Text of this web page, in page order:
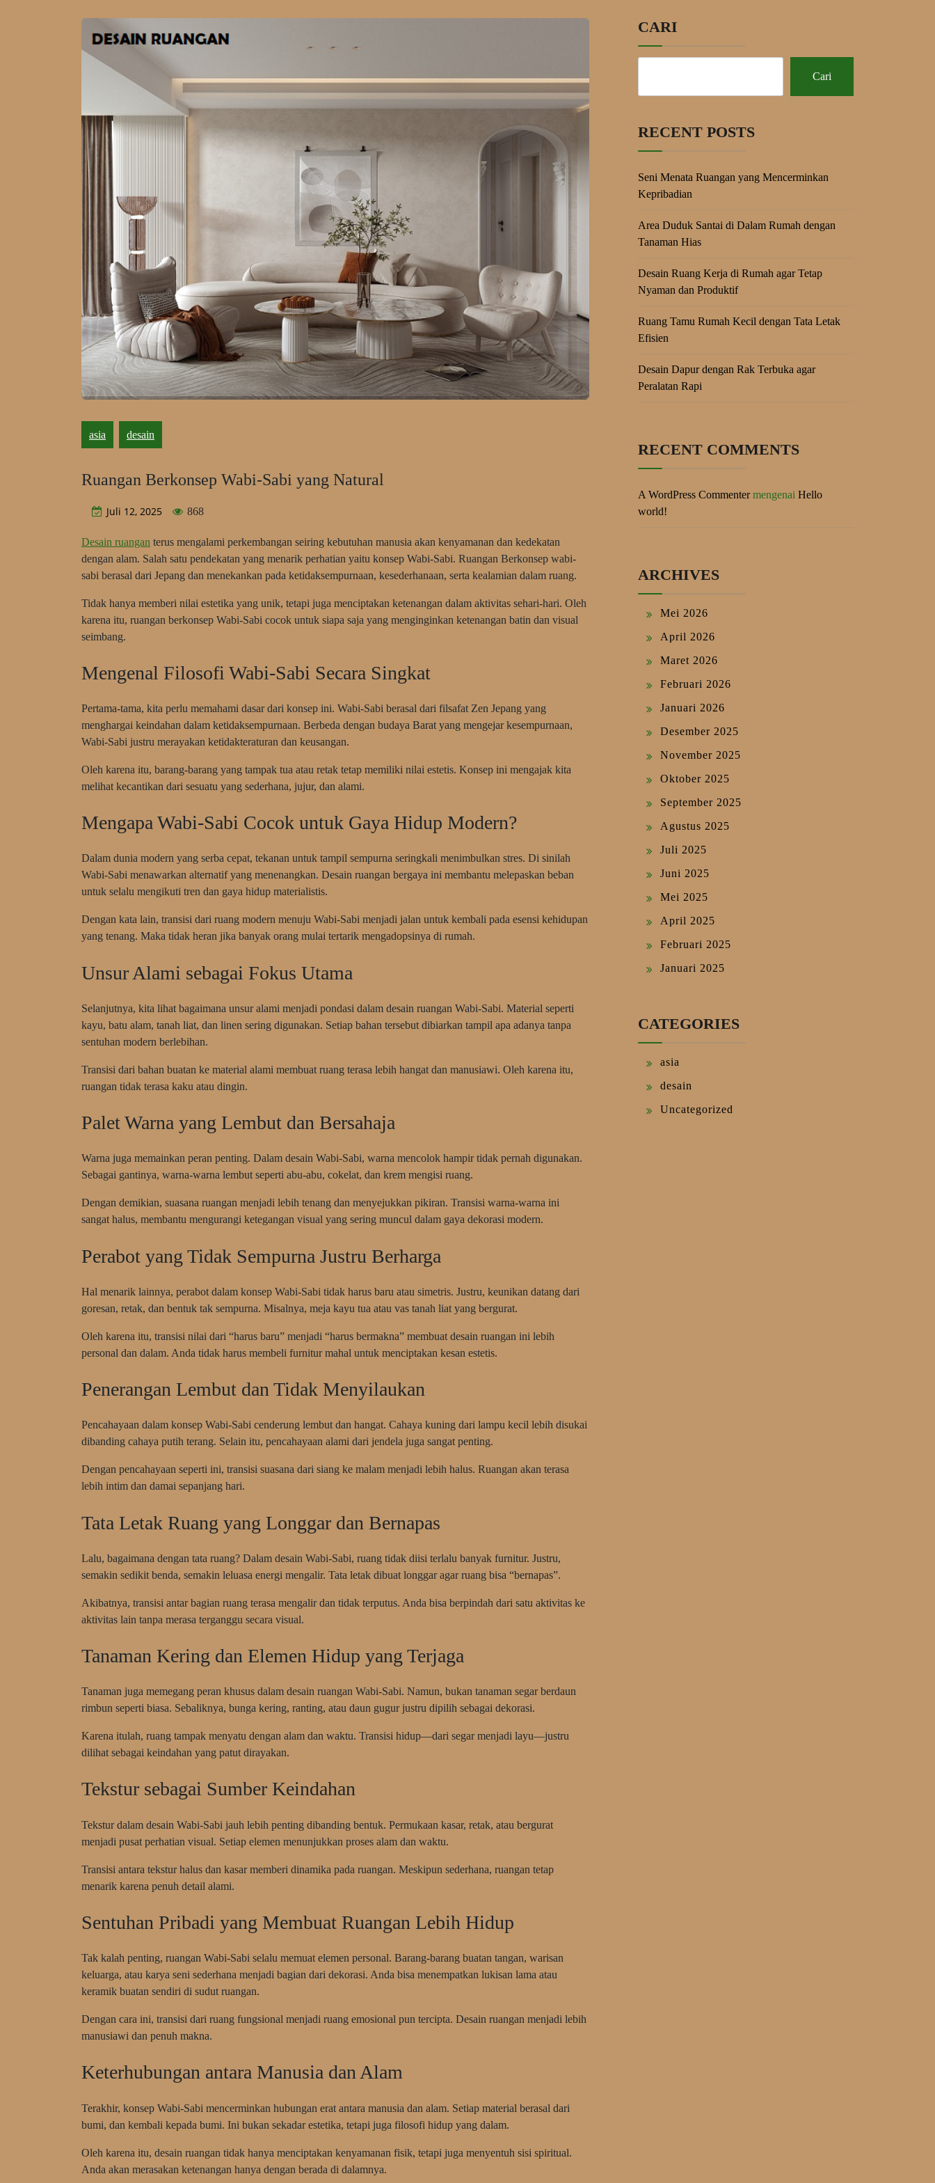
asia desain
Ruangan Berkonsep Wabi-Sabi yang Natural
Juli 12, 2025 868
Desain ruangan terus mengalami perkembangan seiring kebutuhan manusia akan kenyamanan dan kedekatan
dengan alam. Salah satu pendekatan yang menarik perhatian yaitu konsep Wabi-Sabi. Ruangan Berkonsep wabi-
sabi berasal dari Jepang dan menekankan pada ketidaksempurnaan, kesederhanaan, serta kealamian dalam ruang.
Tidak hanya memberi nilai estetika yang unik, tetapi juga menciptakan ketenangan dalam aktivitas sehari-hari. Oleh
karena itu, ruangan berkonsep Wabi-Sabi cocok untuk siapa saja yang menginginkan ketenangan batin dan visual
seimbang.
Mengenal Filosofi Wabi-Sabi Secara Singkat
Pertama-tama, kita perlu memahami dasar dari konsep ini. Wabi-Sabi berasal dari filsafat Zen Jepang yang
menghargai keindahan dalam ketidaksempurnaan. Berbeda dengan budaya Barat yang mengejar kesempurnaan,
Wabi-Sabi justru merayakan ketidakteraturan dan keusangan.
Oleh karena itu, barang-barang yang tampak tua atau retak tetap memiliki nilai estetis. Konsep ini mengajak kita
melihat kecantikan dari sesuatu yang sederhana, jujur, dan alami.
Mengapa Wabi-Sabi Cocok untuk Gaya Hidup Modern?
Dalam dunia modern yang serba cepat, tekanan untuk tampil sempurna seringkali menimbulkan stres. Di sinilah
Wabi-Sabi menawarkan alternatif yang menenangkan. Desain ruangan bergaya ini membantu melepaskan beban
untuk selalu mengikuti tren dan gaya hidup materialistis.
Dengan kata lain, transisi dari ruang modern menuju Wabi-Sabi menjadi jalan untuk kembali pada esensi kehidupan
yang tenang. Maka tidak heran jika banyak orang mulai tertarik mengadopsinya di rumah.
Unsur Alami sebagai Fokus Utama
Selanjutnya, kita lihat bagaimana unsur alami menjadi pondasi dalam desain ruangan Wabi-Sabi. Material seperti
kayu, batu alam, tanah liat, dan linen sering digunakan. Setiap bahan tersebut dibiarkan tampil apa adanya tanpa
sentuhan modern berlebihan.
Transisi dari bahan buatan ke material alami membuat ruang terasa lebih hangat dan manusiawi. Oleh karena itu,
ruangan tidak terasa kaku atau dingin.
Palet Warna yang Lembut dan Bersahaja
Warna juga memainkan peran penting. Dalam desain Wabi-Sabi, warna mencolok hampir tidak pernah digunakan.
Sebagai gantinya, warna-warna lembut seperti abu-abu, cokelat, dan krem mengisi ruang.
Dengan demikian, suasana ruangan menjadi lebih tenang dan menyejukkan pikiran. Transisi warna-warna ini
sangat halus, membantu mengurangi ketegangan visual yang sering muncul dalam gaya dekorasi modern.
Perabot yang Tidak Sempurna Justru Berharga
Hal menarik lainnya, perabot dalam konsep Wabi-Sabi tidak harus baru atau simetris. Justru, keunikan datang dari
goresan, retak, dan bentuk tak sempurna. Misalnya, meja kayu tua atau vas tanah liat yang bergurat.
Oleh karena itu, transisi nilai dari “harus baru” menjadi “harus bermakna” membuat desain ruangan ini lebih
personal dan dalam. Anda tidak harus membeli furnitur mahal untuk menciptakan kesan estetis.
Penerangan Lembut dan Tidak Menyilaukan
Pencahayaan dalam konsep Wabi-Sabi cenderung lembut dan hangat. Cahaya kuning dari lampu kecil lebih disukai
dibanding cahaya putih terang. Selain itu, pencahayaan alami dari jendela juga sangat penting.
Dengan pencahayaan seperti ini, transisi suasana dari siang ke malam menjadi lebih halus. Ruangan akan terasa
lebih intim dan damai sepanjang hari.
Tata Letak Ruang yang Longgar dan Bernapas
Lalu, bagaimana dengan tata ruang? Dalam desain Wabi-Sabi, ruang tidak diisi terlalu banyak furnitur. Justru,
semakin sedikit benda, semakin leluasa energi mengalir. Tata letak dibuat longgar agar ruang bisa “bernapas”.
Akibatnya, transisi antar bagian ruang terasa mengalir dan tidak terputus. Anda bisa berpindah dari satu aktivitas ke
aktivitas lain tanpa merasa terganggu secara visual.
Tanaman Kering dan Elemen Hidup yang Terjaga
Tanaman juga memegang peran khusus dalam desain ruangan Wabi-Sabi. Namun, bukan tanaman segar berdaun
rimbun seperti biasa. Sebaliknya, bunga kering, ranting, atau daun gugur justru dipilih sebagai dekorasi.
Karena itulah, ruang tampak menyatu dengan alam dan waktu. Transisi hidup—dari segar menjadi layu—justru
dilihat sebagai keindahan yang patut dirayakan.
Tekstur sebagai Sumber Keindahan
Tekstur dalam desain Wabi-Sabi jauh lebih penting dibanding bentuk. Permukaan kasar, retak, atau bergurat
menjadi pusat perhatian visual. Setiap elemen menunjukkan proses alam dan waktu.
Transisi antara tekstur halus dan kasar memberi dinamika pada ruangan. Meskipun sederhana, ruangan tetap
menarik karena penuh detail alami.
Sentuhan Pribadi yang Membuat Ruangan Lebih Hidup
Tak kalah penting, ruangan Wabi-Sabi selalu memuat elemen personal. Barang-barang buatan tangan, warisan
keluarga, atau karya seni sederhana menjadi bagian dari dekorasi. Anda bisa menempatkan lukisan lama atau
keramik buatan sendiri di sudut ruangan.
Dengan cara ini, transisi dari ruang fungsional menjadi ruang emosional pun tercipta. Desain ruangan menjadi lebih
manusiawi dan penuh makna.
Keterhubungan antara Manusia dan Alam
Terakhir, konsep Wabi-Sabi mencerminkan hubungan erat antara manusia dan alam. Setiap material berasal dari
bumi, dan kembali kepada bumi. Ini bukan sekadar estetika, tetapi juga filosofi hidup yang dalam.
Oleh karena itu, desain ruangan tidak hanya menciptakan kenyamanan fisik, tetapi juga menyentuh sisi spiritual.
Anda akan merasakan ketenangan hanya dengan berada di dalamnya.
CARI
Cari
RECENT POSTS
Seni Menata Ruangan yang Mencerminkan
Kepribadian
Area Duduk Santai di Dalam Rumah dengan
Tanaman Hias
Desain Ruang Kerja di Rumah agar Tetap
Nyaman dan Produktif
Ruang Tamu Rumah Kecil dengan Tata Letak
Efisien
Desain Dapur dengan Rak Terbuka agar
Peralatan Rapi
RECENT COMMENTS
A WordPress Commentermengenai Hello
world!
ARCHIVES
Mei 2026
April 2026
Maret 2026
Februari 2026
Januari 2026
Desember 2025
November 2025
Oktober 2025
September 2025
Agustus 2025
Juli 2025
Juni 2025
Mei 2025
April 2025
Februari 2025
Januari 2025
CATEGORIES
asia
desain
Uncategorized